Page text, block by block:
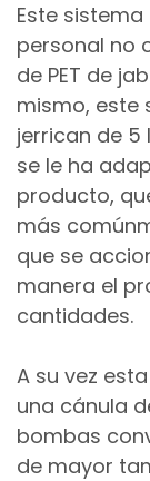
Este
personal no
de PET de
mismo, este
jerrican de
se le ha
producto,
más
que se
manera el
cantidades.
A su vez
una cánula
bombas
de mayor